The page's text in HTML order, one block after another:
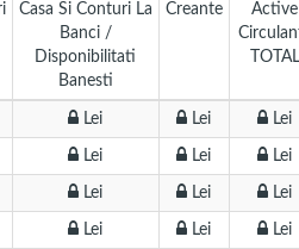
Casa Si Conturi La
Banci /
Disponibilitati
Banesti
Creante
Active
TOTAL
Lei Lei Lei
Lei Lei Lei
Lei Lei Lei
Lei Lei Lei